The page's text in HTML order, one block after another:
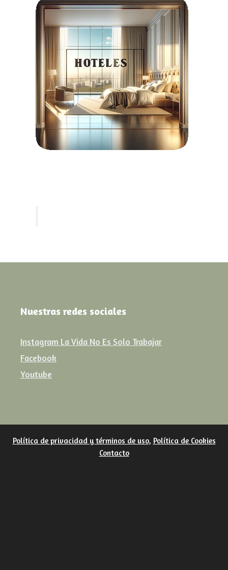
Nuestras redes sociales
Instagram La Vida No Es Solo Trabajar
Facebook
Youtube
Política de privacidad y términos de uso, Política de Cookies
Contacto